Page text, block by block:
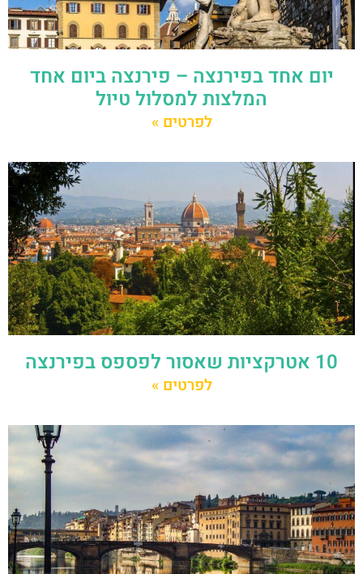
יום אחד בפירנצה – פירנצה ביום אחד
המלצות למסלול טיול
לפרטים »
10 אטרקציות שאסור לפספס בפירנצה
לפרטים »